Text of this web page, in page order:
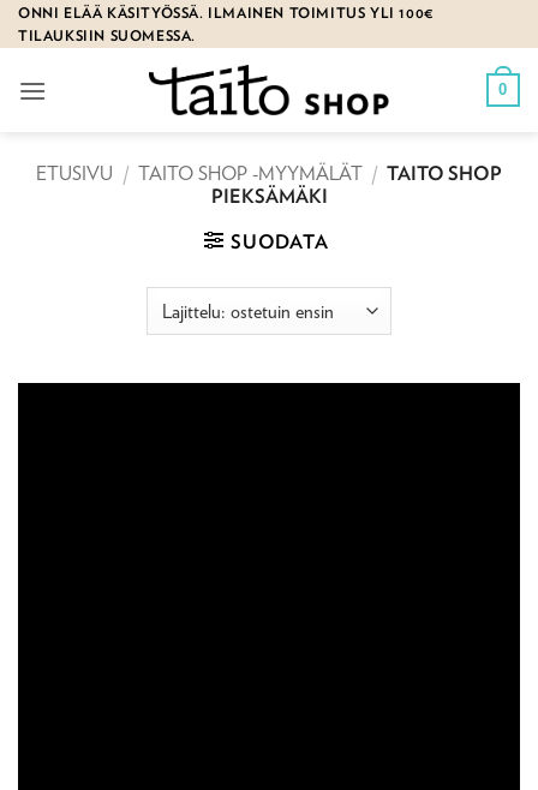
Skip
to
ONNI ELÄÄ KÄSITYÖSSÄ. ILMAINEN TOIMITUS YLI 100€
TILAUKSIIN SUOMESSA.
0
ETUSIVU / TAITO SHOP -MYYMÄLÄT / TAITO SHOP
PIEKSÄMÄKI
SUODATA